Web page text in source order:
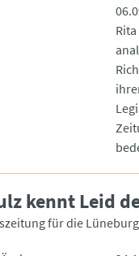
kennt Leid
für die